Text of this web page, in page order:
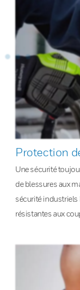
Protection
Une sécurité
de blessures aux
sécurité industriels
résistantes aux